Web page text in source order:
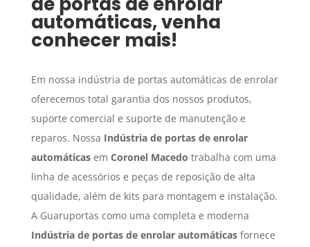
automáticas, venha
conhecer mais!
Em nossa indústria de portas automáticas de enrolar
oferecemos total garantia dos nossos produtos,
suporte comercial e suporte de manutenção e
reparos. Nossa Indústria de portas de enrolar
automáticasem Coronel Macedo trabalha com uma
linha de acessórios e peças de reposição de alta
qualidade, além de kits para montagem e instalação.
A Guaruportas como uma completa e moderna
Indústria de portas de enrolar automáticasfornece